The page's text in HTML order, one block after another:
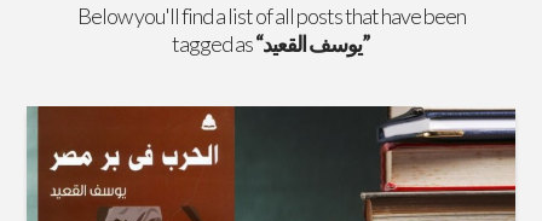
Movie Reviews
Photography
Blog Posts
Below you'll find a list of all posts that have been
tagged as
“يوسف القعيد”